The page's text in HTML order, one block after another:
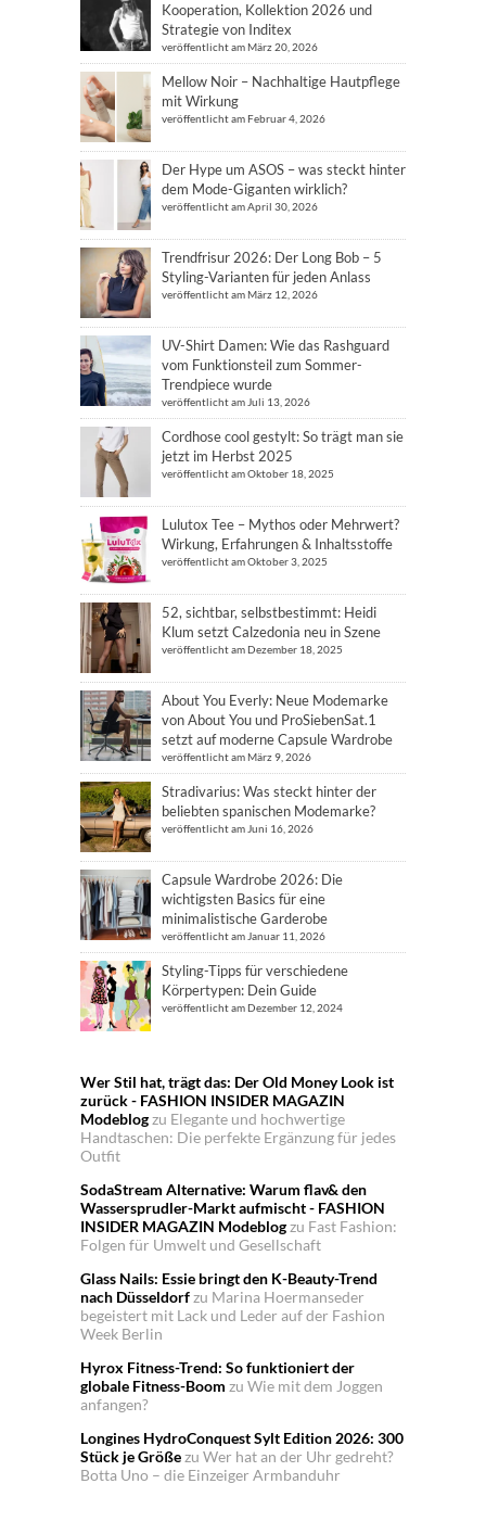
Kooperation, Kollektion 2026 und
Strategie von Inditex
veröffentlicht am März 20, 2026
Mellow Noir – Nachhaltige Hautpflege
mit Wirkung
veröffentlicht am Februar 4, 2026
Der Hype um ASOS – was steckt hinter
dem Mode-Giganten wirklich?
veröffentlicht am April 30, 2026
Trendfrisur 2026: Der Long Bob – 5
Styling-Varianten für jeden Anlass
veröffentlicht am März 12, 2026
UV-Shirt Damen: Wie das Rashguard
vom Funktionsteil zum Sommer-
Trendpiece wurde
veröffentlicht am Juli 13, 2026
Cordhose cool gestylt: So trägt man sie
jetzt im Herbst 2025
veröffentlicht am Oktober 18, 2025
Lulutox Tee – Mythos oder Mehrwert?
Wirkung, Erfahrungen & Inhaltsstoffe
veröffentlicht am Oktober 3, 2025
52, sichtbar, selbstbestimmt: Heidi
Klum setzt Calzedonia neu in Szene
veröffentlicht am Dezember 18, 2025
About You Everly: Neue Modemarke
von About You und ProSiebenSat.1
setzt auf moderne Capsule Wardrobe
veröffentlicht am März 9, 2026
Stradivarius: Was steckt hinter der
beliebten spanischen Modemarke?
veröffentlicht am Juni 16, 2026
Capsule Wardrobe 2026: Die
wichtigsten Basics für eine
minimalistische Garderobe
veröffentlicht am Januar 11, 2026
Styling-Tipps für verschiedene
Körpertypen: Dein Guide
veröffentlicht am Dezember 12, 2024
Wer Stil hat, trägt das: Der Old Money Look ist
zurück - FASHION INSIDER MAGAZIN
Modeblogzu Elegante und hochwertige
Handtaschen: Die perfekte Ergänzung für jedes
Outfit
SodaStream Alternative: Warum flav& den
Wassersprudler-Markt aufmischt - FASHION
INSIDER MAGAZIN Modeblogzu Fast Fashion:
Folgen für Umwelt und Gesellschaft
Glass Nails: Essie bringt den K-Beauty-Trend
nach Düsseldorfzu Marina Hoermanseder
begeistert mit Lack und Leder auf der Fashion
Week Berlin
Hyrox Fitness-Trend: So funktioniert der
globale Fitness-Boom zu Wie mit dem Joggen
anfangen?
Longines HydroConquest Sylt Edition 2026: 300
Stück je Größezu Wer hat an der Uhr gedreht?
Botta Uno – die Einzeiger Armbanduhr